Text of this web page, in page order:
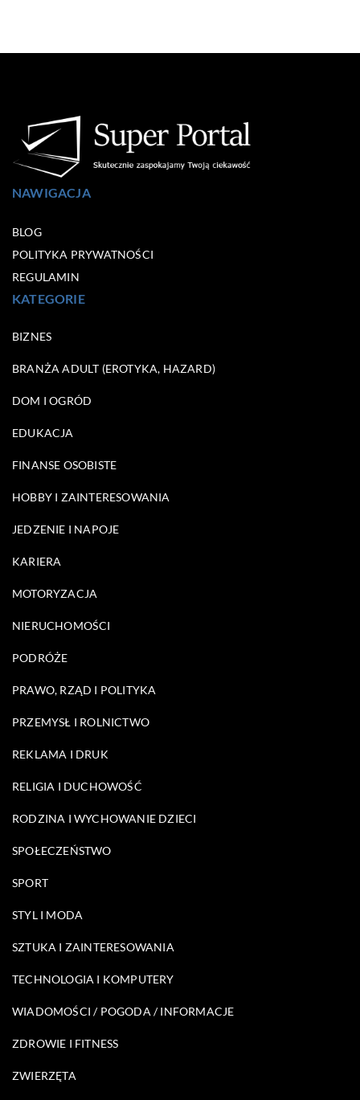
NAWIGACJA
BLOG
POLITYKA PRYWATNOŚCI
REGULAMIN
KATEGORIE
BIZNES
BRANŻA ADULT (EROTYKA, HAZARD)
DOM I OGRÓD
EDUKACJA
FINANSE OSOBISTE
HOBBY I ZAINTERESOWANIA
JEDZENIE I NAPOJE
KARIERA
MOTORYZACJA
NIERUCHOMOŚCI
PODRÓŻE
PRAWO, RZĄD I POLITYKA
PRZEMYSŁ I ROLNICTWO
REKLAMA I DRUK
RELIGIA I DUCHOWOŚĆ
RODZINA I WYCHOWANIE DZIECI
SPOŁECZEŃSTWO
SPORT
STYL I MODA
SZTUKA I ZAINTERESOWANIA
TECHNOLOGIA I KOMPUTERY
WIADOMOŚCI / POGODA / INFORMACJE
ZDROWIE I FITNESS
ZWIERZĘTA